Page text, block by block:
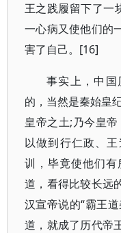
王之践履留下了一
一心病又使他们的
害了自己。[16]
事实上，中国
的，当然是秦始皇
皇帝之土;乃今皇
以做到行仁政、
训，毕竟使他们
道，看得比较长远
汉宣帝说的“霸王
道，就成了历代帝